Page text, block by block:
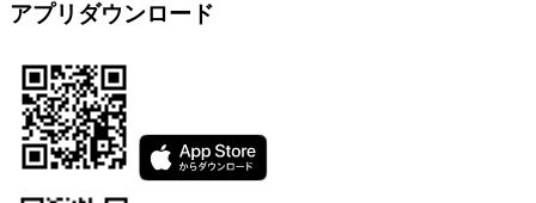
アプリダウンロード